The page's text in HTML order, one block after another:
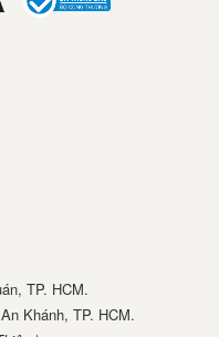
TP. HCM.
Khánh, TP. HCM.